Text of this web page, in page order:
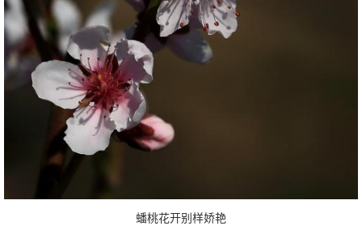
蟠桃花开别样娇艳